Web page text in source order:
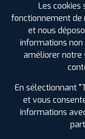
SPÉCIFICATIONS
Étiquetage
Les
fonctionnement de
et nous
informations
améliorer notre
En sélectionnant
et vous
informations